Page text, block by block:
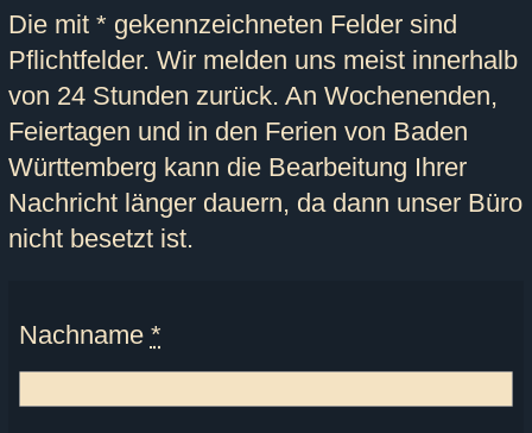
Die mit * gekennzeichneten Felder sind
Pflichtfelder. Wir melden uns meist innerhalb
von 24 Stunden zurück. An Wochenenden,
Feiertagen und in den Ferien von Baden
Württemberg kann die Bearbeitung Ihrer
Nachricht länger dauern, da dann unser Büro
nicht besetzt ist.
Nachname *